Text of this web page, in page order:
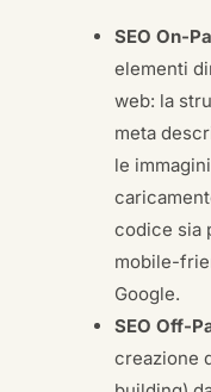
SEO On-
elementi
web: la
meta
le
codice sia
mobile-
Google.
SEO Off-
creazione